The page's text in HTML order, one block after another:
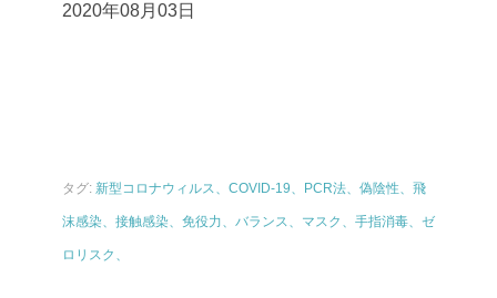
2020年08月03日
タグ: 新型コロナウィルス、COVID-19、PCR法、偽陰性、飛
沫感染、接触感染、免役力、バランス、マスク、手指消毒、ゼ
ロリスク、